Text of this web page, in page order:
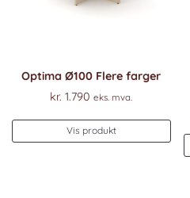
Optima Ø100 Flere farger
kr. 1.790 eks. mva.
Vis produkt